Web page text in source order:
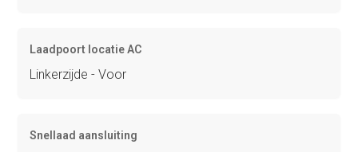
Laadpoort locatie AC
Linkerzijde - Voor
Snellaad aansluiting